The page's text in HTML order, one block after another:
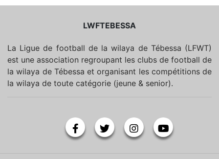
LWFTEBESSA
La Ligue de football de la wilaya de Tébessa (LFWT)
est une association regroupant les clubs de football de
la wilaya de Tébessa et organisant les compétitions de
la wilaya de toute catégorie (jeune & senior).